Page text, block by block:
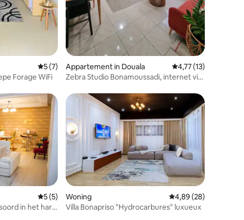
5, 9 recensiesGemiddelde beoordeling van 5 op 5, 7 recensies
5 (7)
Forage WiFi
Appartement in Douala Gemiddelde
4,77 (13)
Zebra Studio Bonamoussadi, internet via
5, 3 recensies
Gemiddelde beoordeling van 5 op 5, 5 recensies
5 (5)
in het hart
Woning Gemiddelde
4,89 (28)
Villa Bonapriso "Hydrocarbures" luxueux